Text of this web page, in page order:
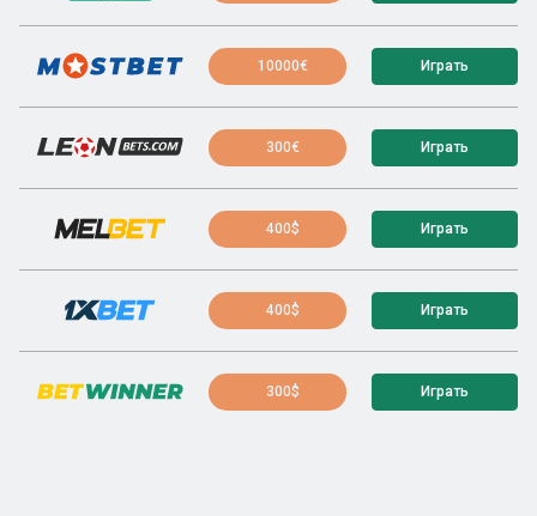
10000€ Играть
300€ Играть
400$ Играть
400$ Играть
300$ Играть